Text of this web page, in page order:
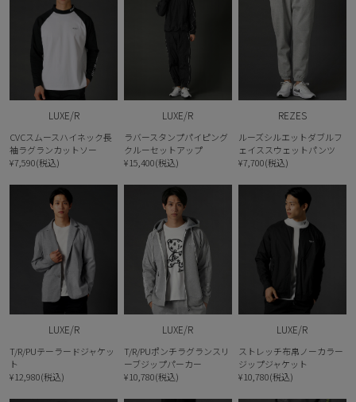
LUXE/R
CVCスムースハイネック長
袖ラグランカットソー
¥7,590(税込)
LUXE/R
ラバースタンプパイピング
クルーセットアップ
¥15,400(税込)
REZES
ルーズシルエットダブルフ
ェイススウェットパンツ
¥7,700(税込)
LUXE/R
T/R/PUテーラードジャケッ
ト
¥12,980(税込)
LUXE/R
T/R/PUポンチラグランスリ
ーブジップパーカー
¥10,780(税込)
LUXE/R
ストレッチ布帛ノーカラー
ジップジャケット
¥10,780(税込)